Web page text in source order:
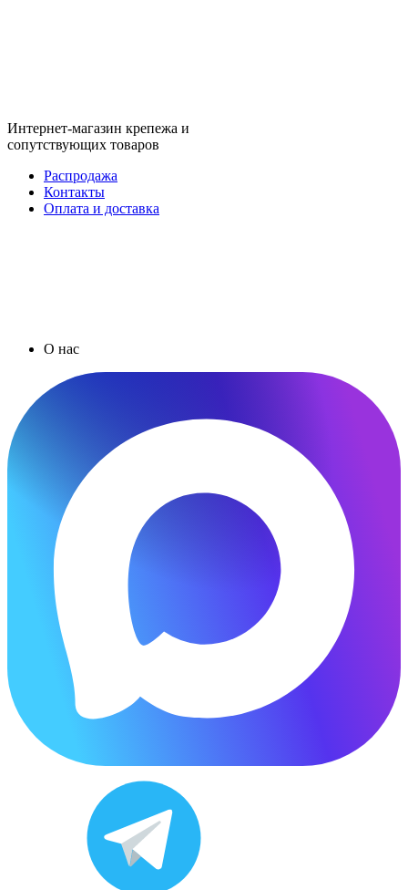
Интернет-магазин крепежа и
сопутствующих товаров
Распродажа
Контакты
Оплата и доставка
О нас